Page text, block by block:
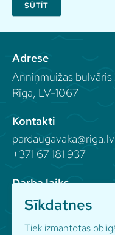
Sīkdatnes
Tiek izmantotas
SŪTĪT
Adrese
Anniņmuižas bulvāris
Rīga, LV-1067
Kontakti
pardaugavaka@riga.lv
+371 67 181 937
Darba laiks
Seko mums